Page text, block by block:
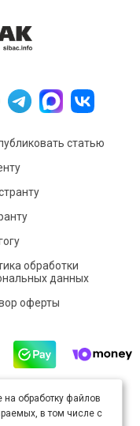
статью
обработки
данных
оферты
полицензии Creative
(«Атрибуция») 4.0
на обработку файлов
в том числе с